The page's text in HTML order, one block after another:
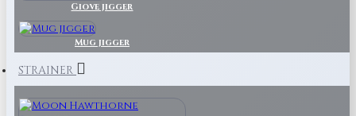
Giove jigger
Mug jigger
STRAINER